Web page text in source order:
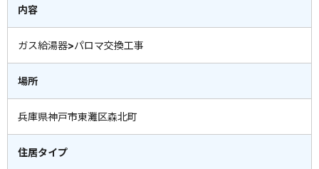
内容
ガス給湯器>パロマ交換工事
場所
兵庫県神戸市東灘区森北町
住居タイプ